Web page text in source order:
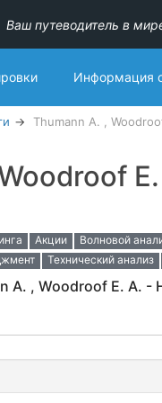
Ваш путеводитель в
Информация
Thumann A. ,
Акции Волновой
Технический анализ
A. , Woodroof E. A.